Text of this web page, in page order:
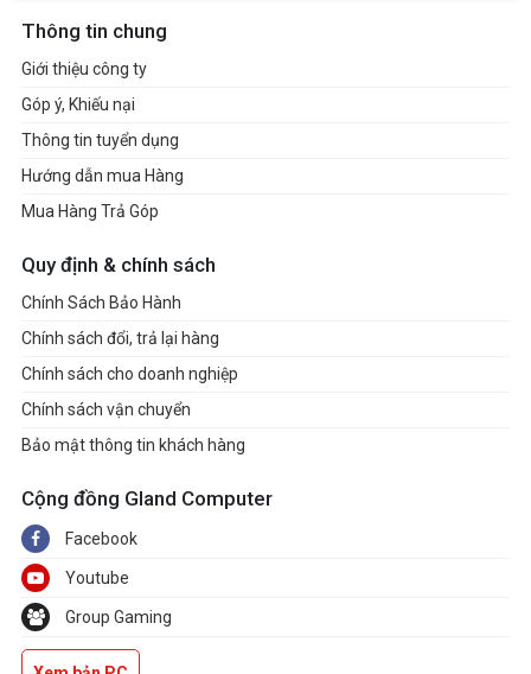
Thông tin chung
Giới thiệu công ty
Góp ý, Khiếu nại
Thông tin tuyển dụng
Hướng dẫn mua Hàng
Mua Hàng Trả Góp
Quy định & chính sách
Chính Sách Bảo Hành
Chính sách đổi, trả lại hàng
Chính sách cho doanh nghiệp
Chính sách vận chuyển
Bảo mật thông tin khách hàng
Cộng đồng Gland Computer
Facebook
Youtube
Group Gaming